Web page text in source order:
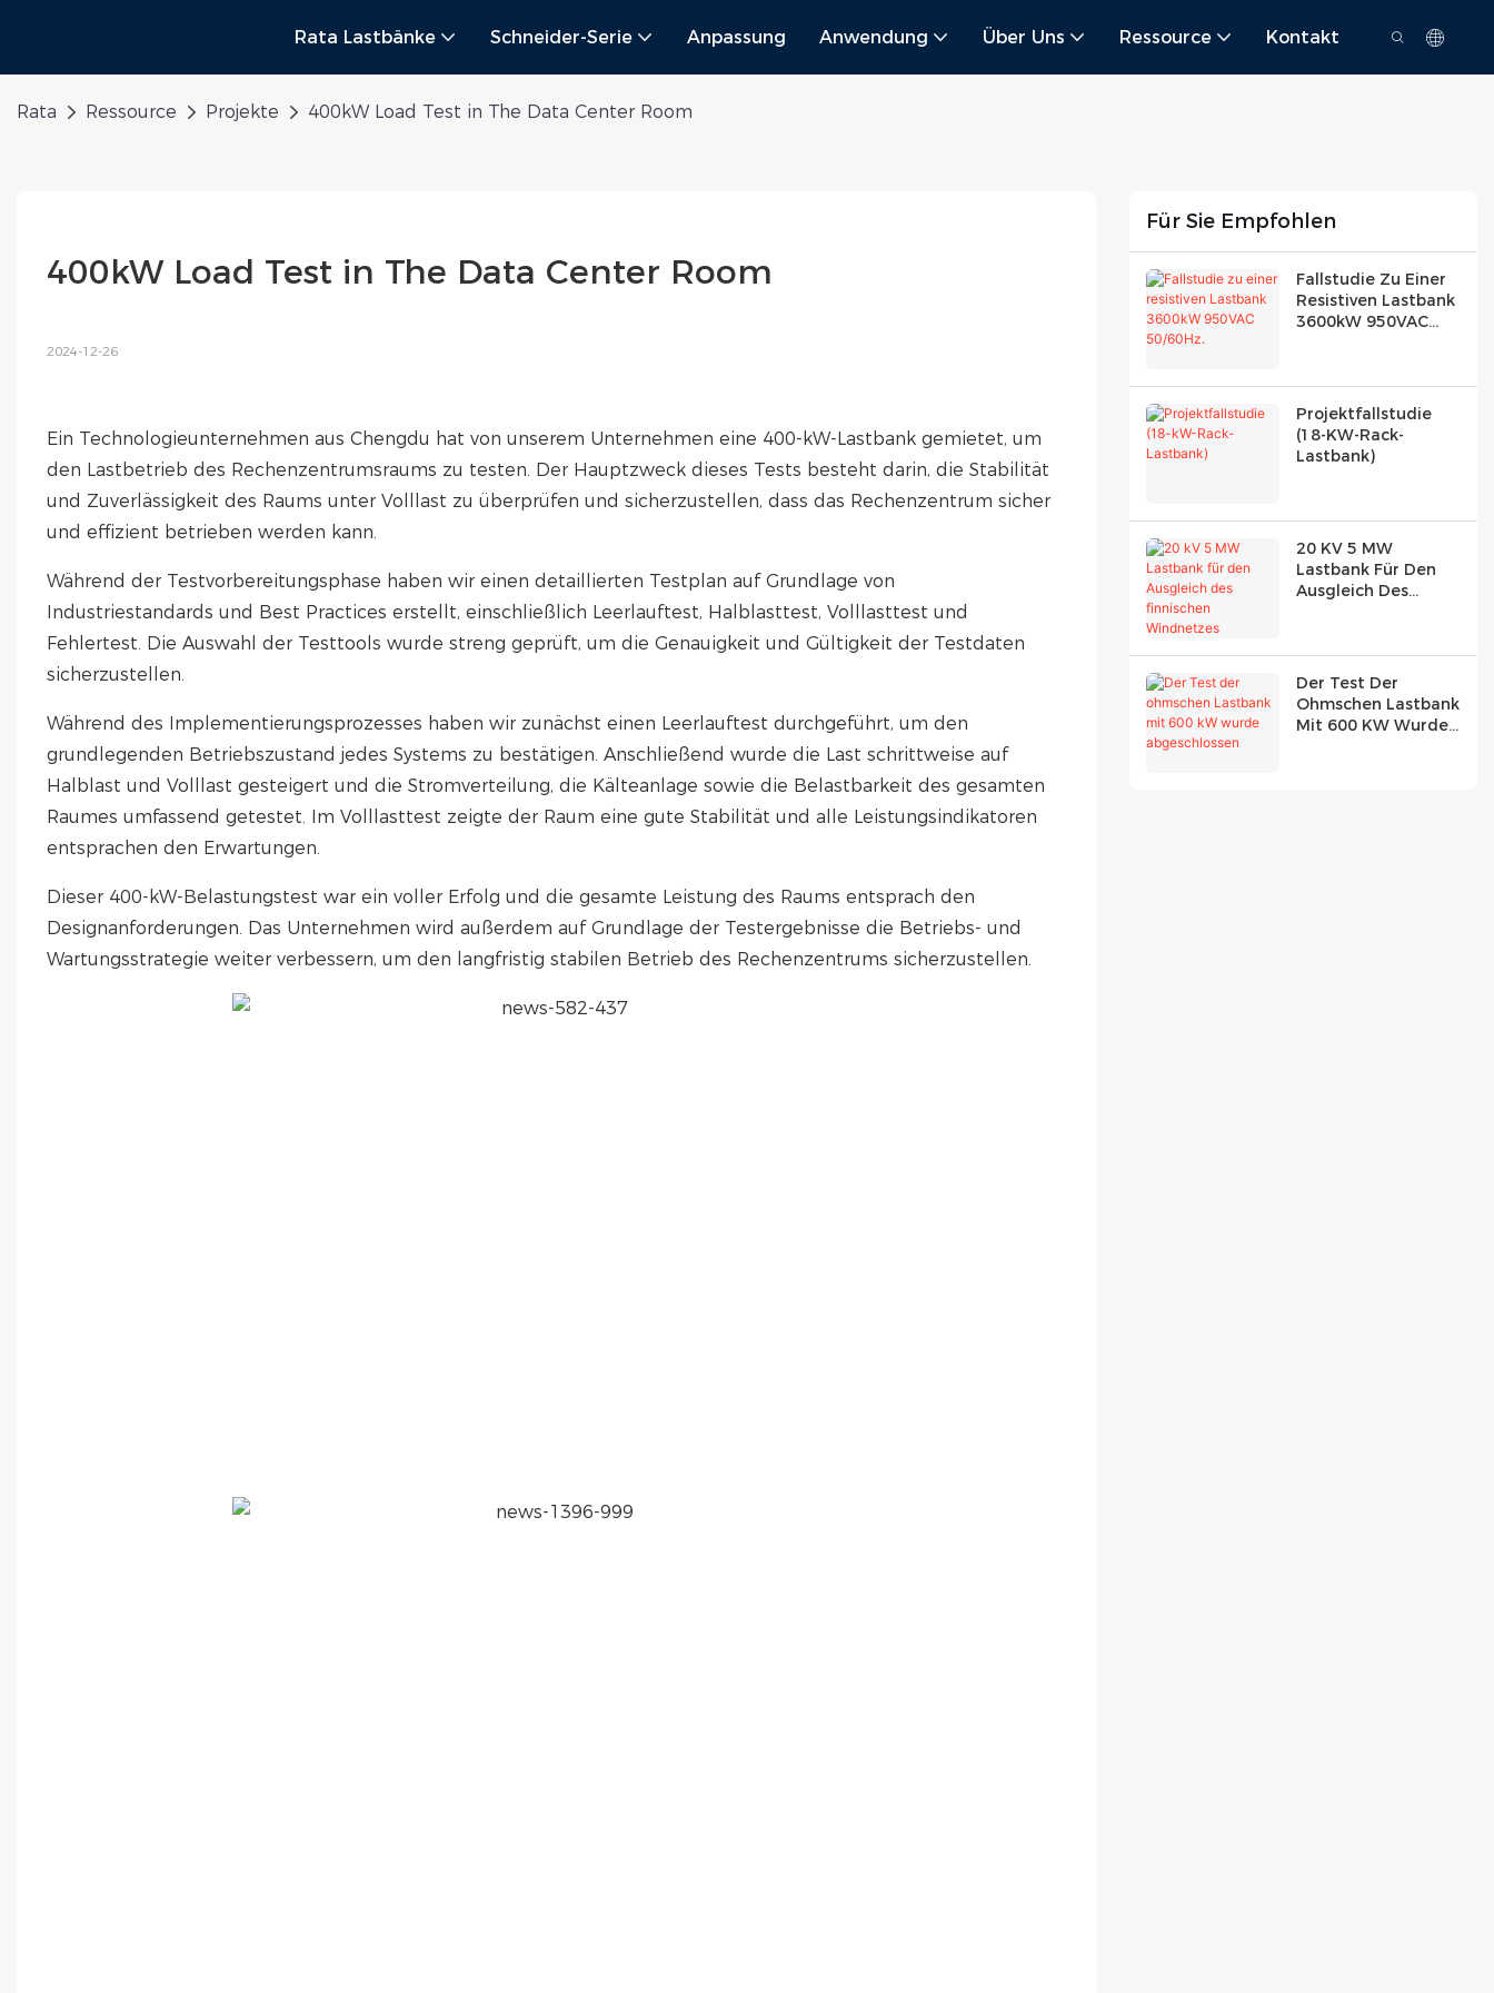
Rata Lastbänke Schneider-Serie Anpassung Anwendung Über Uns Ressource Kontakt
Rata Ressource Projekte 400kW Load Test in The Data Center Room
400kW Load Test in The Data Center Room
2024-12-26
Ein Technologieunternehmen aus Chengdu hat von unserem Unternehmen eine 400-kW-Lastbank gemietet, um
den Lastbetrieb des Rechenzentrumsraums zu testen. Der Hauptzweck dieses Tests besteht darin, die Stabilität
und Zuverlässigkeit des Raums unter Volllast zu überprüfen und sicherzustellen, dass das Rechenzentrum sicher
und effizient betrieben werden kann.
Während der Testvorbereitungsphase haben wir einen detaillierten Testplan auf Grundlage von
Industriestandards und Best Practices erstellt, einschließlich Leerlauftest, Halblasttest, Volllasttest und
Fehlertest. Die Auswahl der Testtools wurde streng geprüft, um die Genauigkeit und Gültigkeit der Testdaten
sicherzustellen.
Während des Implementierungsprozesses haben wir zunächst einen Leerlauftest durchgeführt, um den
grundlegenden Betriebszustand jedes Systems zu bestätigen. Anschließend wurde die Last schrittweise auf
Halblast und Volllast gesteigert und die Stromverteilung, die Kälteanlage sowie die Belastbarkeit des gesamten
Raumes umfassend getestet. Im Volllasttest zeigte der Raum eine gute Stabilität und alle Leistungsindikatoren
entsprachen den Erwartungen.
Dieser 400-kW-Belastungstest war ein voller Erfolg und die gesamte Leistung des Raums entsprach den
Designanforderungen. Das Unternehmen wird außerdem auf Grundlage der Testergebnisse die Betriebs- und
Wartungsstrategie weiter verbessern, um den langfristig stabilen Betrieb des Rechenzentrums sicherzustellen.
Für Sie Empfohlen
Fallstudie Zu Einer
Resistiven Lastbank
3600kW 950VAC
Projektfallstudie
(18-KW-Rack-
Lastbank)
20 KV 5 MW
Lastbank Für Den
Ausgleich Des
Der Test Der
Ohmschen Lastbank
Mit 600 KW Wurde